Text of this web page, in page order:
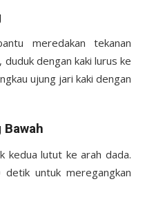
meredakan tekanan
dengan kaki lurus ke
ujung jari kaki dengan
kedua lutut ke arah dada.
untuk meregangkan